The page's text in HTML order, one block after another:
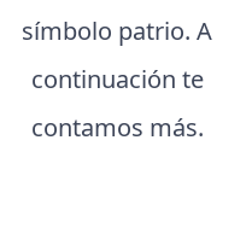
símbolo patrio. A
continuación te
contamos más.